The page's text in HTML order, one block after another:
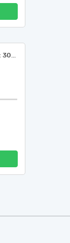
Планшетний комп’ютер КОД ДК 021:2015: 30210000-4 Машини для обробки даних (апаратна частина) (ДК 021:2015: 30213200-7 Планшетні комп’ютери)